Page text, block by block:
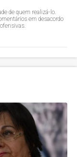
de quem realizá-lo.
em desacordo